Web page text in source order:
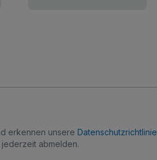
erkennen unsere Datenschutzrichtlinie
abmelden.